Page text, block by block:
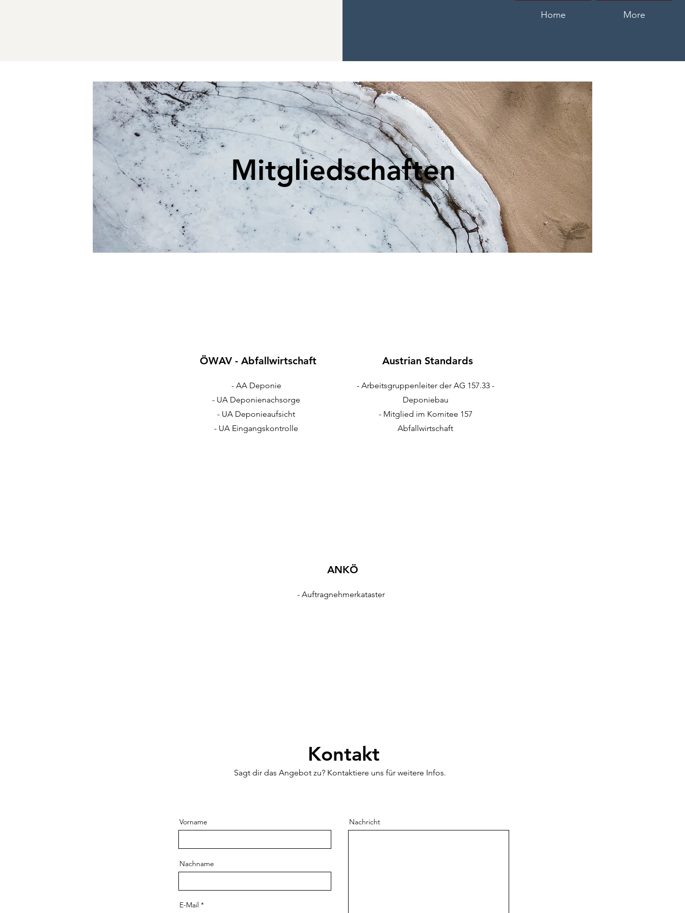
Home More
Mitgliedschaften
ÖWAV - Abfallwirtschaft
- AA Deponie
- UA Deponienachsorge
- UA Deponieaufsicht
- UA Eingangskontrolle
Austrian Standards
- Arbeitsgruppenleiter der AG 157.33 -
Deponiebau
- Mitglied im Komitee 157
Abfallwirtschaft
ANKÖ
- Auftragnehmerkataster
Kontakt
Sagt dir das Angebot zu? Kontaktiere uns für weitere Infos.
Vorname
Nachname
E-Mail
Nachricht